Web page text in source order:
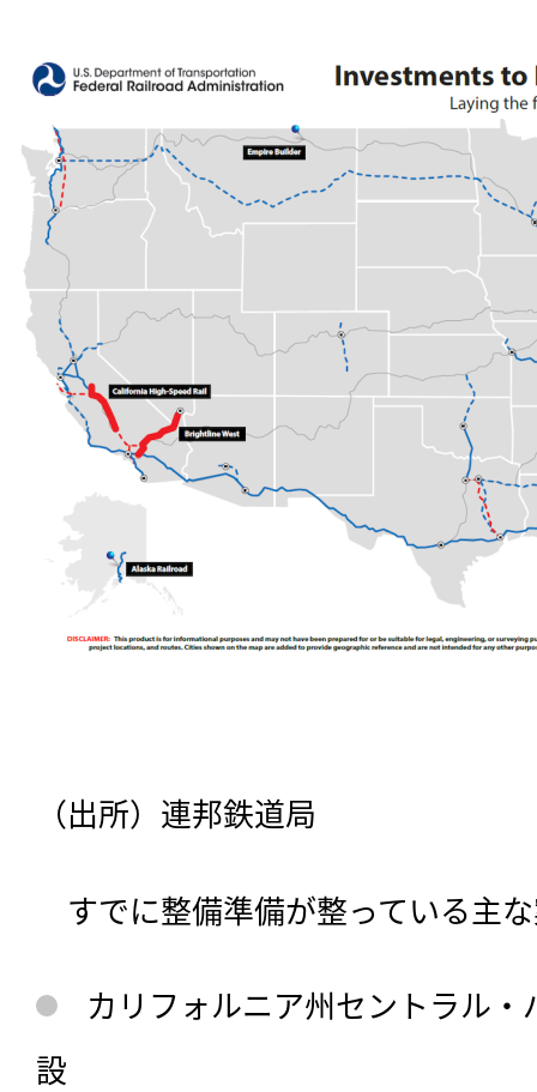
（出所）連邦鉄道局
すでに整備準備が整っている主
カリフォルニア州セントラル
設